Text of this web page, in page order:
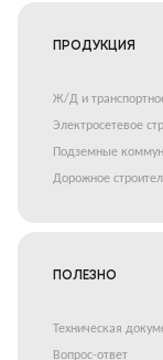
ПРОДУКЦИЯ
Ж/Д и
Электросетевое
Подземные
Дорожное
ПОЛЕЗНО
Техническая
Вопрос-ответ